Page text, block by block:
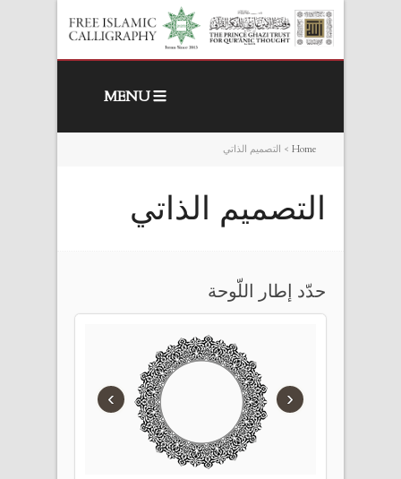
MENU
Home
> التصميم الذاتي
التصميم الذاتي
حدّد إطار اللّوحة
› ‹